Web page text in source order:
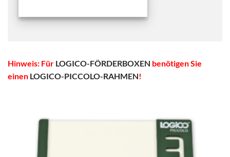
Hinweis: Für LOGICO-FÖRDERBOXEN benötigen Sie
einen LOGICO-PICCOLO-RAHMEN!